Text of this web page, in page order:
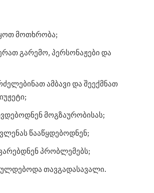
მოთხრობა;
გარემო, პერსონაჟები და
ამბავი და შეექმნათ
მოგზაურობისას;
წააწყდებოდნენ;
პრობლემებს;
თავგადასავალი.